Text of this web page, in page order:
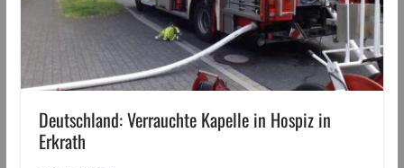
Deutschland: Verrauchte Kapelle in Hospiz in
Erkrath